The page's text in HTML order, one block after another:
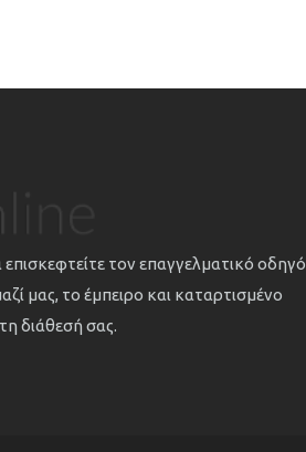
τον επαγγελματικό οδηγό
μας, το έμπειρο και καταρτισμένο
διάθεσή σας.